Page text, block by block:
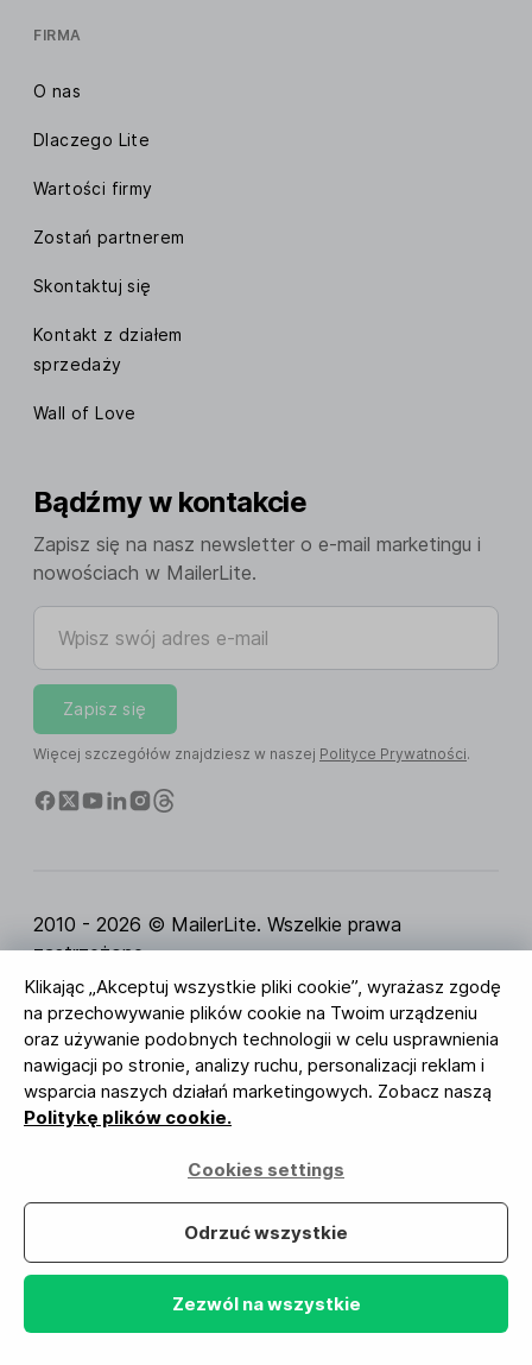
Klikając „Akceptuj wszystkie pliki cookie”, wyrażasz zgodę
na przechowywanie plików cookie na Twoim urządzeniu
oraz używanie podobnych technologii w celu usprawnienia
nawigacji po stronie, analizy ruchu, personalizacji reklam i
wsparcia naszych działań marketingowych. Zobacz naszą
Politykę plików cookie.
Cookies settings
Odrzuć wszystkie
Zezwól na wszystkie
FIRMA
O nas
Dlaczego Lite
Wartości firmy
Zostań partnerem
Skontaktuj się
Kontakt z działem
sprzedaży
Wall of Love
Bądźmy w kontakcie
Zapisz się na nasz newsletter o e-mail marketingu i
nowościach w MailerLite.
Wpisz swój adres e-mail
Zapisz się
Więcej szczegółów znajdziesz w naszej Polityce Prywatności.
2010 - 2026 © MailerLite. Wszelkie prawa
zastrzeżone.
Regulamin Serwisu Polityka Prywatności
Strona
zaufania
Ustawienia ciasteczek
Identyfikacja
wizualna
BUREAU VERITAS
ISO 27001 Certification
Zgodność z RODO